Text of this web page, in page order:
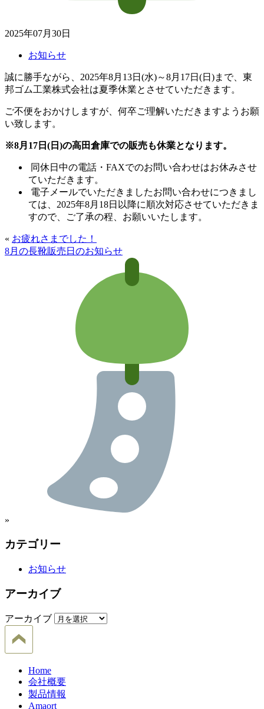
2025年07月30日
お知らせ
誠に勝手ながら、2025年8月13日(水)～8月17日(日)まで、東
邦ゴム工業株式会社は夏季休業とさせていただきます。
ご不便をおかけしますが、何卒ご理解いただきますようお願
い致します。
※8月17日(日)の高田倉庫での販売も休業となります。
同休日中の電話・FAXでのお問い合わせはお休みさせ
ていただきます。
電子メールでいただきましたお問い合わせにつきまし
ては、2025年8月18日以降に順次対応させていただきま
すので、ご了承の程、お願いいたします。
« お疲れさまでした！
8月の長靴販売日のお知らせ
»
カテゴリー
お知らせ
アーカイブ
アーカイブ
Home
会社概要
製品情報
Amaort